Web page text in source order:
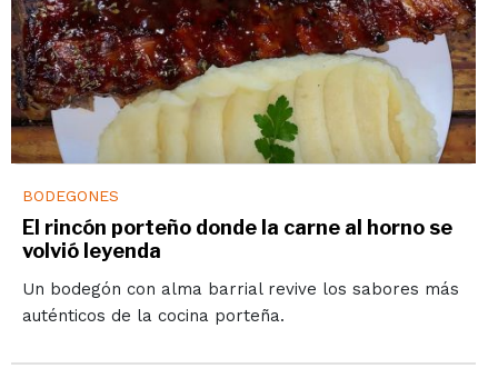
BODEGONES
El rincón porteño donde la carne al horno se
volvió leyenda
Un bodegón con alma barrial revive los sabores más
auténticos de la cocina porteña.